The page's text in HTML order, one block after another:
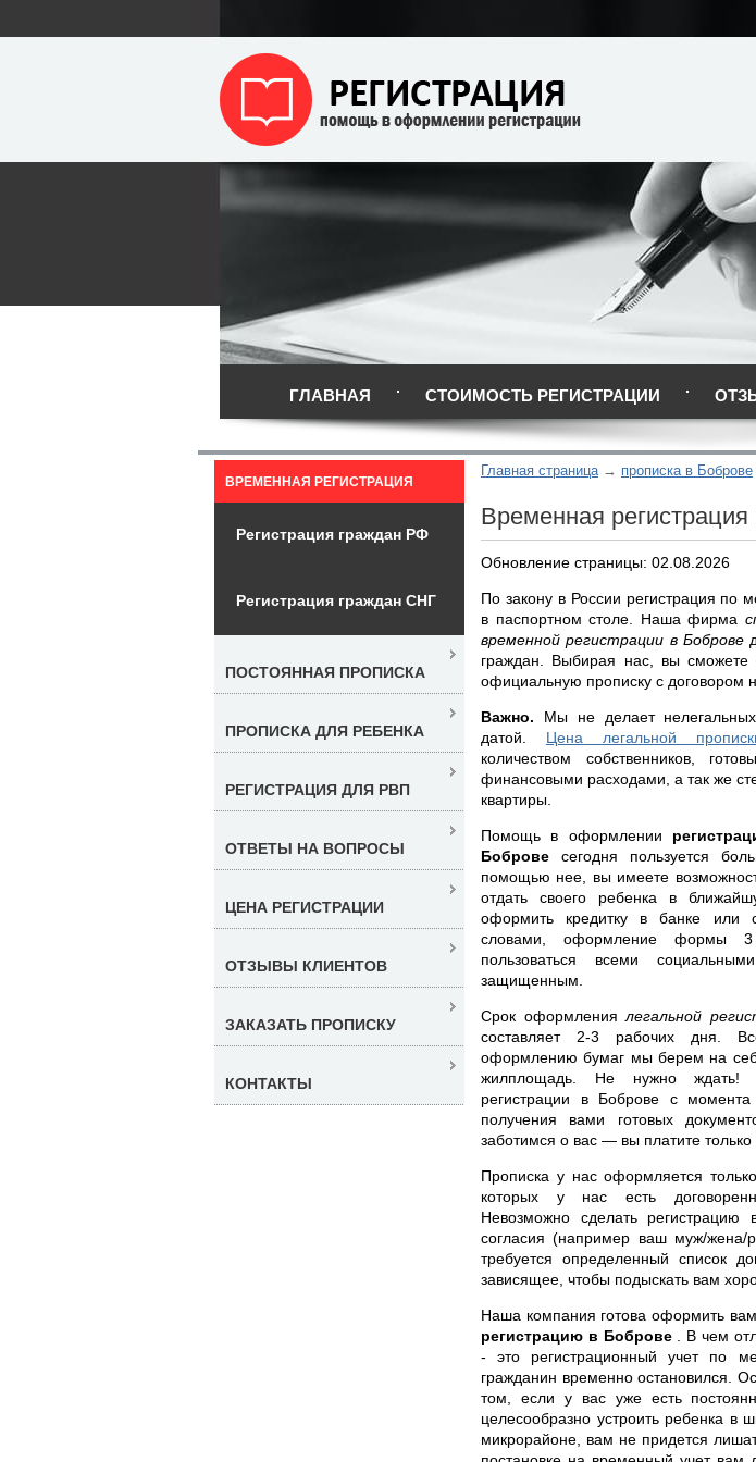
ГЛАВНАЯ СТОИМОСТЬ РЕГИСТРАЦИИ
Главная страница прописка в Боброве
Временная
Обновление страницы: 02.08.2026
По закону в России регистрация по
в паспортном столе. Наша фирма
временной регистрации в Боброве
граждан. Выбирая нас, вы
официальную прописку с договором
Важно. Мы не делает нелегальных
датой. Цена легальной
количеством собственников,
финансовыми расходами, а так же
квартиры.
Помощь в оформлении
Боброве сегодня пользуется
помощью нее, вы имеете
отдать своего ребенка в
оформить кредитку в банке или
словами, оформление формы
пользоваться всеми
защищенным.
Срок оформления легальной
составляет 2-3 рабочих дня.
оформлению бумаг мы берем на
жилплощадь. Не нужно ждать!
регистрации в Боброве с
получения вами готовых
заботимся о вас — вы платите только
Прописка у нас оформляется
которых у нас есть
Невозможно сделать
согласия (например ваш муж/жена/
требуется определенный список
зависящее, чтобы подыскать вам
Наша компания готова оформить вам
регистрацию в Боброве
. В чем
- это регистрационный учет по
гражданин временно остановился.
том, если у вас уже есть
целесообразно устроить ребенка в
микрорайоне, вам не придется
ВРЕМЕННАЯ РЕГИСТРАЦИЯ
Регистрация граждан РФ
Регистрация граждан СНГ
ПОСТОЯННАЯ ПРОПИСКА
ПРОПИСКА ДЛЯ РЕБЕНКА
РЕГИСТРАЦИЯ ДЛЯ РВП
ОТВЕТЫ НА ВОПРОСЫ
ЦЕНА РЕГИСТРАЦИИ
ОТЗЫВЫ КЛИЕНТОВ
ЗАКАЗАТЬ ПРОПИСКУ
КОНТАКТЫ